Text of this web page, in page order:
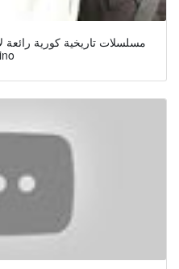
مسلسلات تاريخية كورية رائعة